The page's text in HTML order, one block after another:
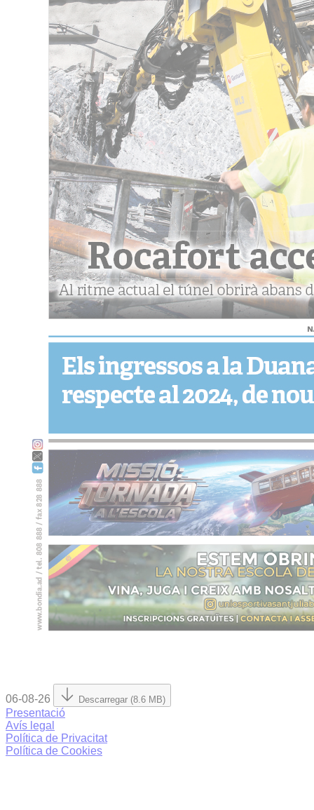
06-08-26 Descarregar (8.6 MB)
Presentació
Avís legal
Política de Privacitat
Política de Cookies